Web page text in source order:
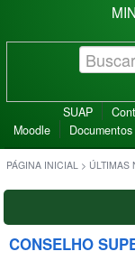
SUAP
Moodle
Documentos
PÁGINA INICIAL > ÚLTIMAS
CONSELHO